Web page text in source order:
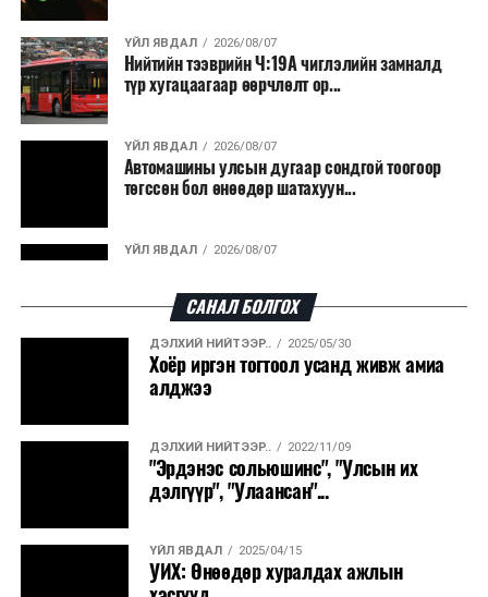
Япон, Герман, Швейцар, Нидерланд, Өмнөд Солонгос
зэрэг улс лаг хатаах, шатаах технологийг ашиглаж
байна. Тухайлбал, Германд лаг шатаах үйлдвэрээс
гарсан үнснээс фосфор сэргээн авах технологи
ашигладаг бол Нидерландад төвлөрсөн лаг
боловсруулах үйлдвэрүүдээр дулаан, цахилгаан
эрчим хүч үйлдвэрлэдэг.
Ийнхүү лаг хатаах, шатаах технологийг лагийн
эзлэхүүнийг бууруулахын зэрэгцээ эрчим хүч
үйлдвэрлэх, нөөцийг дахин ашиглах чиглэлээр олон
улсад өргөн ашиглаж байна.
ҮЙЛ ЯВДАЛ 2026/08/07
Нийтийн тээврийн Ч:19А чиглэлийн замналд
түр хугацаагаар өөрчлөлт ор...
ҮЙЛ ЯВДАЛ 2026/08/07
Автомашины улсын дугаар сондгой тоогоор
төгссөн бол өнөөдөр шатахуун...
ҮЙЛ ЯВДАЛ 2026/08/07
ДЭЛХИЙ НИЙТЭЭР.. 2026/08/06
“Уралдронзавод” компанийн ерөнхий
захирлын автомашиныг дэлбэлжээ...
ҮЙЛ ЯВДАЛ
Сүхбаатар боомтоор тав хоногт 10 мянга гаруй
тонн АИ-92 автобензин и...
ДЭЛХИЙ НИЙТЭЭР.. 2026/08/06
Вашингтон мужийн ой хээрийн түймрийг
САНАЛ БОЛГОХ
ДЭЛХИЙ НИЙТЭЭР.. 2025/05/30
Хоёр иргэн тогтоол усанд живж амиа
алджээ
ДЭЛХИЙ НИЙТЭЭР.. 2022/11/09
"Эрдэнэс сольюшинс", "Улсын их
дэлгүүр", "Улаансан"...
ҮЙЛ ЯВДАЛ 2025/04/15
УИХ: Өнөөдөр хуралдах ажлын